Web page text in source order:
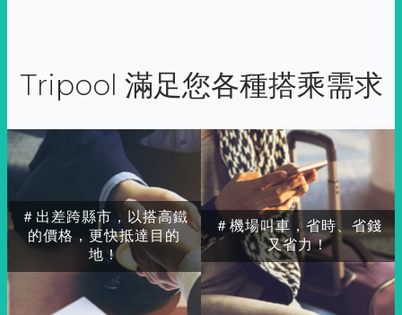
Tripool 滿足您各種搭乘需求
＃出差跨縣市，以搭高鐵
的價格，更快抵達目的
地！
＃機場叫車，省時、省錢
又省力！